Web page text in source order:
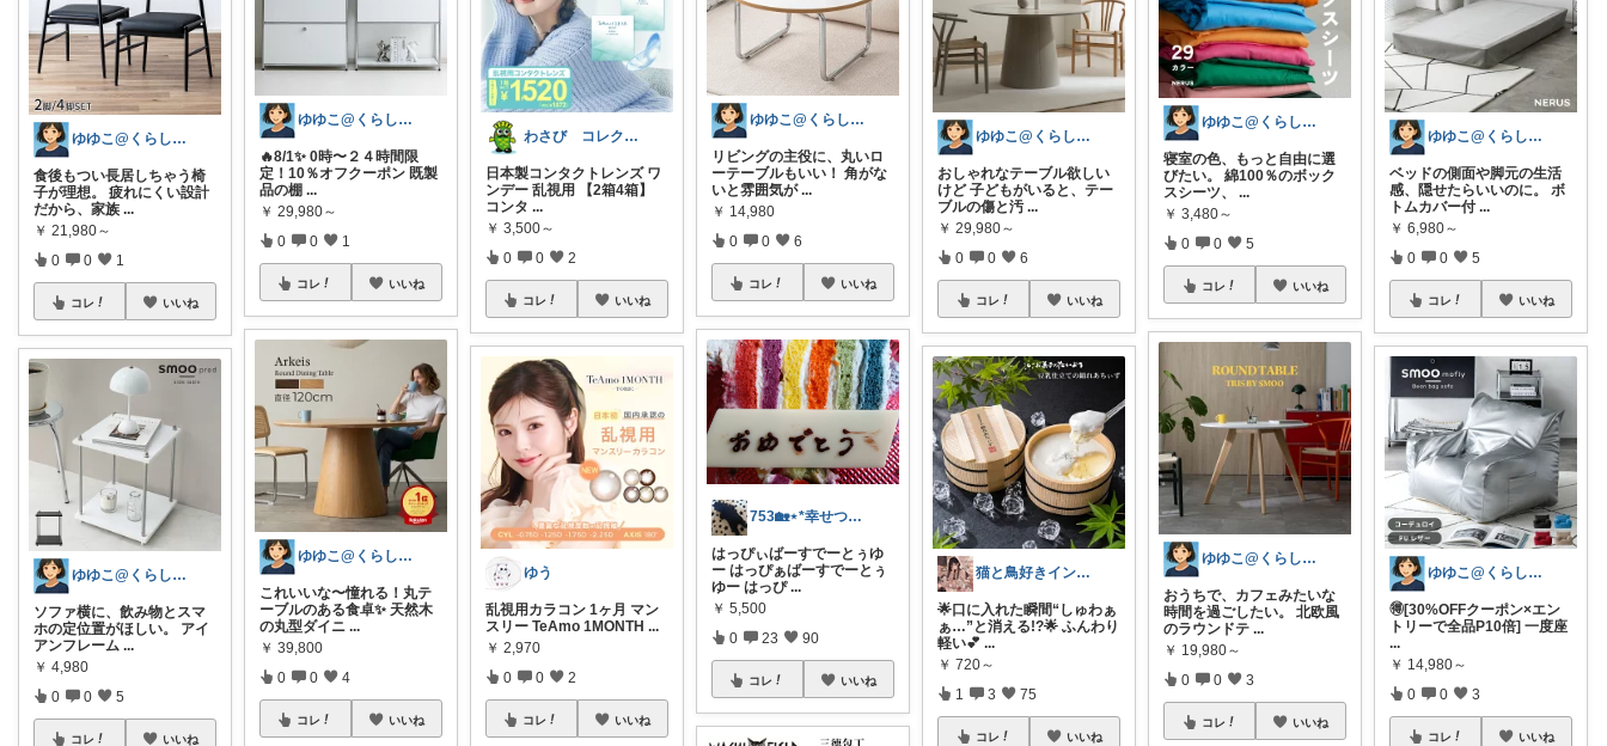
ゆゆこ@くらしを楽に便利に✨
食後もつい長居しちゃう椅
子が理想。 疲れにくい設計
だから、家族 ...
￥ 21,980～
0 0 1
コレ いいね
ゆゆこ@くらしを楽に便利に✨
ソファ横に、飲み物とスマ
ホの定位置がほしい。 アイ
アンフレーム ...
￥ 4,980
0 0 5
コレ いいね
ゆゆこ@くらしを楽に便利に✨
🔥8/1✨ 0時〜２４時間限
定！10％オフクーポン 既製
品の棚 ...
￥ 29,980～
0 0 1
コレ いいね
ゆゆこ@くらしを楽に便利に✨
これいいな〜憧れる！丸テ
ーブルのある食卓✨ 天然木
の丸型ダイニ ...
￥ 39,800
0 0 4
コレ いいね
わさび コレクションもご利用ください
日本製コンタクトレンズ ワ
ンデー 乱視用 【2箱4箱】
コンタ ...
￥ 3,500～
0 0 2
コレ いいね
ゆう
乱視用カラコン 1ヶ月 マン
スリー TeAmo 1MONTH...
￥ 2,970
0 0 2
コレ いいね
ゆゆこ@くらしを楽に便利に✨
リビングの主役に、丸いロ
ーテーブルもいい！ 角がな
いと雰囲気が ...
￥ 14,980
0 0 6
コレ いいね
753🏡⋆*幸せつくろ✊🏻♥️✨
はっぴぃばーすでーとぅゆ
ー はっぴぁばーすでーとぅ
ゆー はっぴ ...
￥ 5,500
0 23 90
コレ いいね
ゆゆこ@くらしを楽に便利に✨
おしゃれなテーブル欲しい
けど 子どもがいると、テー
ブルの傷と汚 ...
￥ 29,980～
0 0 6
コレ いいね
猫と鳥好きインテリア初心者mako
🌟口に入れた瞬間“しゅわぁ
ぁ…”と消える!?🌟 ふんわり
軽い💕 ...
￥ 720～
1 3 75
コレ いいね
ゆゆこ@くらしを楽に便利に✨
寝室の色、もっと自由に選
びたい。 綿100％のボック
スシーツ、
...
￥ 3,480～
0 0 5
コレ いいね
ゆゆこ@くらしを楽に便利に✨
おうちで、カフェみたいな
時間を過ごしたい。 北欧風
のラウンドテ ...
￥ 19,980～
0 0 3
コレ いいね
ゆゆこ@くらしを楽に便利に✨
ベッドの側面や脚元の生活
感、隠せたらいいのに。 ボ
トムカバー付 ...
￥ 6,980～
0 0 5
コレ いいね
ゆゆこ@くらしを楽に便利に✨
🉐[30%OFFクーポン×エン
トリーで全品P10倍] 一度座
...
￥ 14,980～
0 0 3
コレ いいね